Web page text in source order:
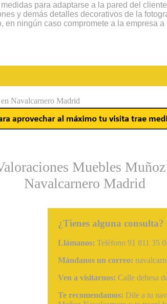
para adaptarse a la pared del
y demás detalles decorativos de la
ningún caso compromete a la empresa
¿Tienes alguna consulta?
Llámanos: Teléfono 91 811 35
Mándanos un correo:
Ven a visitarnos: Calle dehesa
Te recomendamos: Dile a tu